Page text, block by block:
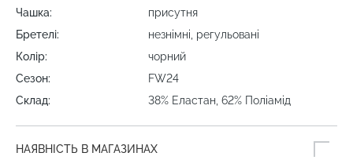
Чашка:
присутня
Бретелі:
незнімні, регульовані
Колір:
чорний
Сезон:
FW24
Склад:
38% Еластан, 62% Поліамід
НАЯВНІСТЬ В МАГАЗИНАХ